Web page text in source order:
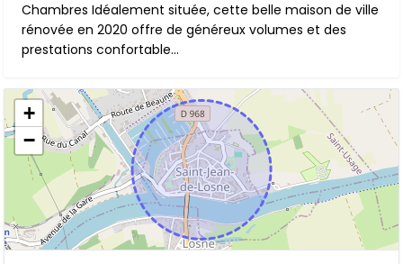
Chambres Idéalement située, cette belle maison de ville
rénovée en 2020 offre de généreux volumes et des
prestations confortable...
+
−